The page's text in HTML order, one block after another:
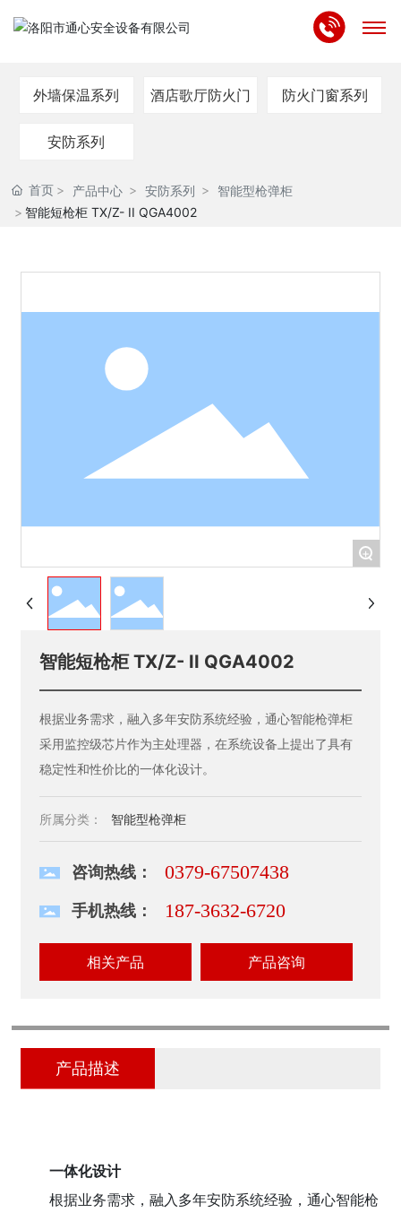
资质专利
新闻中心
外墙保温系列 酒店歌厅防火门 防火门窗系列
安防系列
首页 产品中心 安防系列
智能型枪弹柜
智能短枪柜 TX/Z- II QGA4002
+
智能短枪柜 TX/Z- II QGA4002
根据业务需求，融入多年安防系统经验，通心智能枪弹柜
采用监控级芯片作为主处理器，在系统设备上提出了具有
稳定性和性价比的一体化设计。
所属分类： 智能型枪弹柜
咨询热线： 0379-67507438
手机热线： 187-3632-6720
相关产品 产品咨询
产品描述
一体化设计
根据业务需求，融入多年安防系统经验，通心智能枪